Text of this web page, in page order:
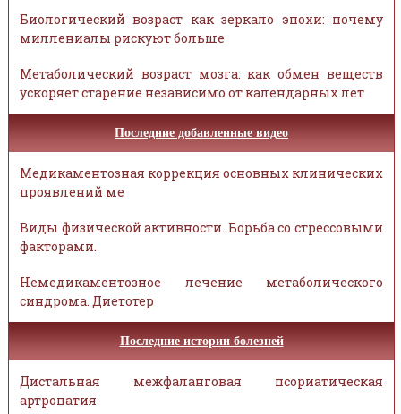
Биологический возраст как зеркало эпохи: почему
миллениалы рискуют больше
Метаболический возраст мозга: как обмен веществ
ускоряет старение независимо от календарных лет
Последние добавленные видео
Медикаментозная коррекция основных клинических
проявлений ме
Виды физической активности. Борьба со стрессовыми
факторами.
Немедикаментозное лечение метаболического
синдрома. Диетотер
Последние истории болезней
Дистальная межфаланговая псориатическая
артропатия